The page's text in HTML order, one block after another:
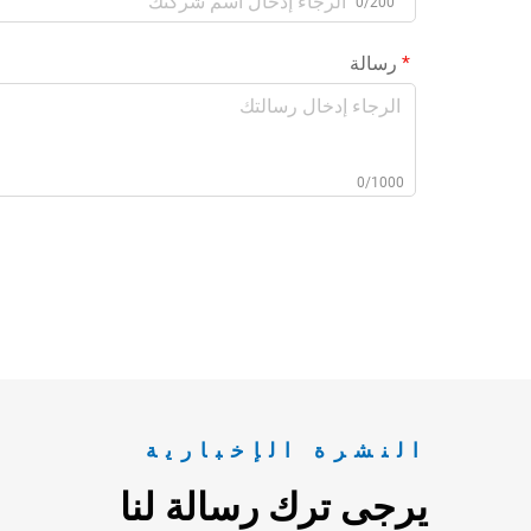
رسالة
0/1000
النشرة الإخبارية
يرجى ترك رسالة لنا